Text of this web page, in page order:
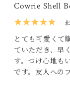
Cowrie Shell
★★★★★
とても可愛くて
ていただき、早
す。つけ心地も
です。友人への